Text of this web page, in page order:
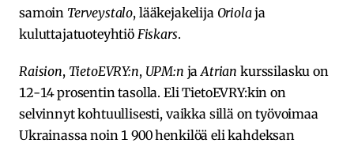
samoin Terveystalo, lääkejakelija Oriolaja
kuluttajatuoteyhtiö Fiskars.
Raision, TietoEVRY:n, UPM:n jaAtrian kurssilasku on
12-14 prosentin tasolla. Eli TietoEVRY:kin on
selvinnyt kohtuullisesti, vaikka sillä on työvoimaa
Ukrainassa noin 1 900 henkilöä eli kahdeksan